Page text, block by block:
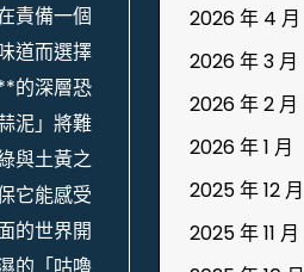
責備一個
道而選擇
的深層恐
泥」將難
與土黃之
它能感受
的世界開
2026 年 4 月
2026 年 3 月
2026 年 2 月
2026 年 1 月
2025 年 12 月
2025 年 11 月